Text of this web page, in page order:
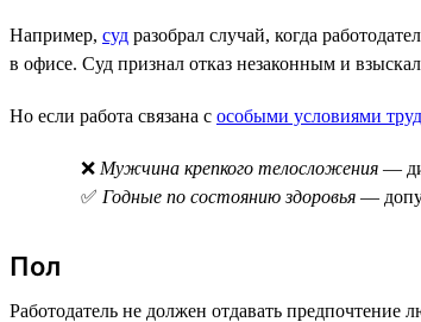
Например, суд разобрал случай, когда
в офисе. Суд признал отказ незаконным и
Но если работа связана с особыми условиями
❌ Мужчина крепкого телосложения —
✅ Годные по состоянию здоровья —
Пол
Работодатель не должен отдавать